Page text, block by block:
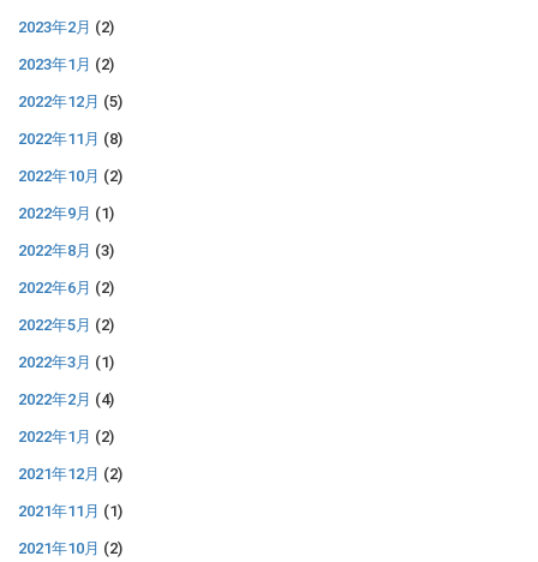
2023年2月 (2)
2023年1月 (2)
2022年12月 (5)
2022年11月 (8)
2022年10月 (2)
2022年9月 (1)
2022年8月 (3)
2022年6月 (2)
2022年5月 (2)
2022年3月 (1)
2022年2月 (4)
2022年1月 (2)
2021年12月 (2)
2021年11月 (1)
2021年10月 (2)